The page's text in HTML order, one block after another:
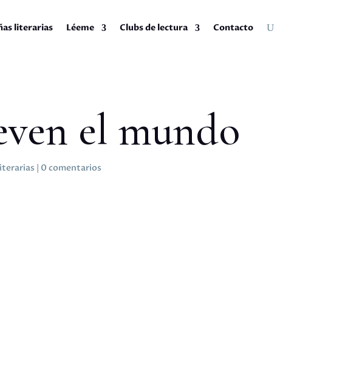
literarias Léeme Clubs de lectura Contacto
el mundo
| 0 comentarios